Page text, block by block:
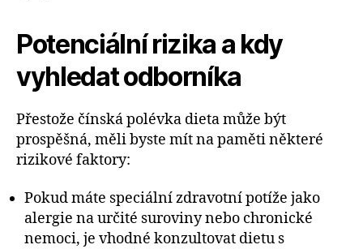
Potenciální rizika a kdy
vyhledat odborníka
Přestože čínská polévka dieta může být
prospěšná, měli byste mít na paměti některé
rizikové faktory:
Pokud máte speciální zdravotní potíže jako
alergie na určité suroviny nebo chronické
nemoci, je vhodné konzultovat dietu s